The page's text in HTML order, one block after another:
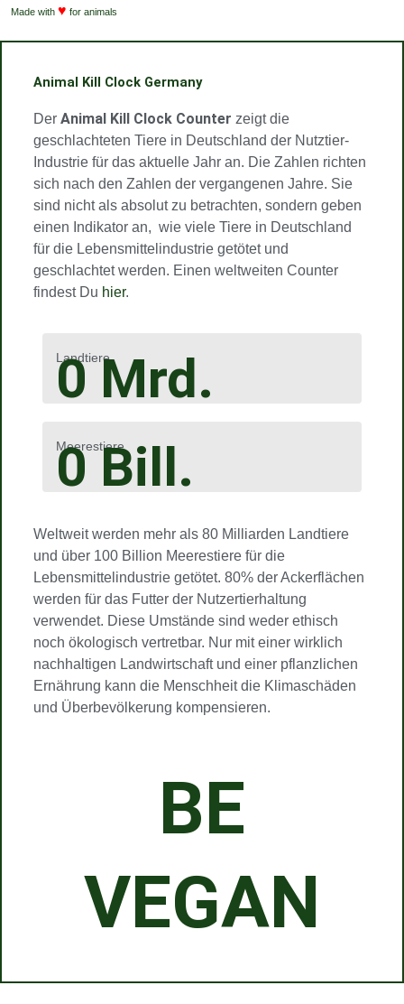
f
s
g
a
Made with ♥ for animals
Animal Kill Clock Germany
Der Animal Kill Clock Counter zeigt die
geschlachteten Tiere in Deutschland der Nutztier-
Industrie für das aktuelle Jahr an. Die Zahlen richten
sich nach den Zahlen der vergangenen Jahre. Sie
sind nicht als absolut zu betrachten, sondern geben
einen Indikator an, wie viele Tiere in Deutschland
für die Lebensmittelindustrie getötet und
geschlachtet werden. Einen weltweiten Counter
findest Du hier.
Landtiere
0 Mrd.
Meerestiere
0 Bill.
Weltweit werden mehr als 80 Milliarden Landtiere
und über 100 Billion Meerestiere für die
Lebensmittelindustrie getötet. 80% der Ackerflächen
werden für das Futter der Nutzertierhaltung
verwendet. Diese Umstände sind weder ethisch
noch ökologisch vertretbar. Nur mit einer wirklich
nachhaltigen Landwirtschaft und einer pflanzlichen
Ernährung kann die Menschheit die Klimaschäden
und Überbevölkerung kompensieren.
BE
VEGAN